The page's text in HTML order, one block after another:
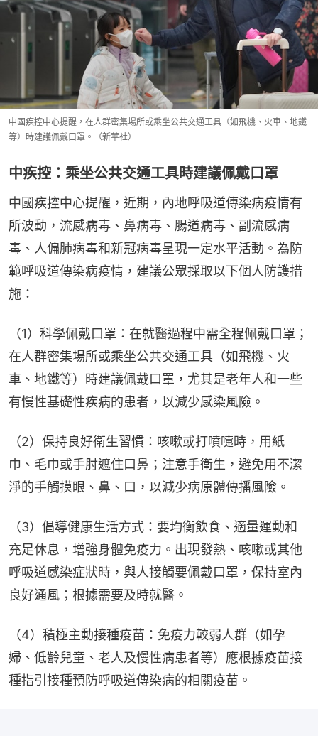
中國疾控中心提醒，在人群密集場所或乘坐公共交通工具（如飛機、火車、地鐵
等）時建議佩戴口罩。（新華社）
中疾控：乘坐公共交通工具時建議佩戴口罩
中國疾控中心提醒，近期，內地呼吸道傳染病疫情有
所波動，流感病毒、鼻病毒、腸道病毒、副流感病
毒、人偏肺病毒和新冠病毒呈現一定水平活動。為防
範呼吸道傳染病疫情，建議公眾採取以下個人防護措
施：
（1）科學佩戴口罩：在就醫過程中需全程佩戴口罩；
在人群密集場所或乘坐公共交通工具（如飛機、火
車、地鐵等）時建議佩戴口罩，尤其是老年人和一些
有慢性基礎性疾病的患者，以減少感染風險。
（2）保持良好衛生習慣：咳嗽或打噴嚏時，用紙
巾、毛巾或手肘遮住口鼻；注意手衛生，避免用不潔
淨的手觸摸眼、鼻、口，以減少病原體傳播風險。
（3）倡導健康生活方式：要均衡飲食、適量運動和
充足休息，增強身體免疫力。出現發熱、咳嗽或其他
呼吸道感染症狀時，與人接觸要佩戴口罩，保持室內
良好通風；根據需要及時就醫。
（4）積極主動接種疫苗：免疫力較弱人群（如孕
婦、低齡兒童、老人及慢性病患者等）應根據疫苗接
種指引接種預防呼吸道傳染病的相關疫苗。